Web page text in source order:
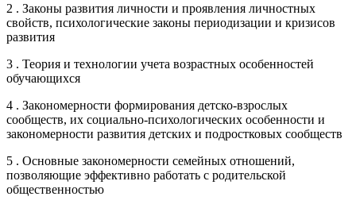
2 . Законы развития личности и проявления личностных
свойств, психологические законы периодизации и кризисов
развития
3 . Теория и технологии учета возрастных особенностей
обучающихся
4 . Закономерности формирования детско-взрослых
сообществ, их социально-психологических особенности и
закономерности развития детских и подростковых сообществ
5 . Основные закономерности семейных отношений,
позволяющие эффективно работать с родительской
общественностью